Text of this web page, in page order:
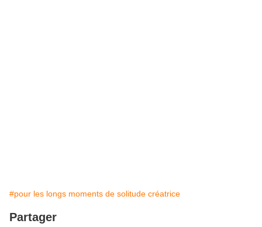
#pour les longs moments de solitude créatrice
Partager